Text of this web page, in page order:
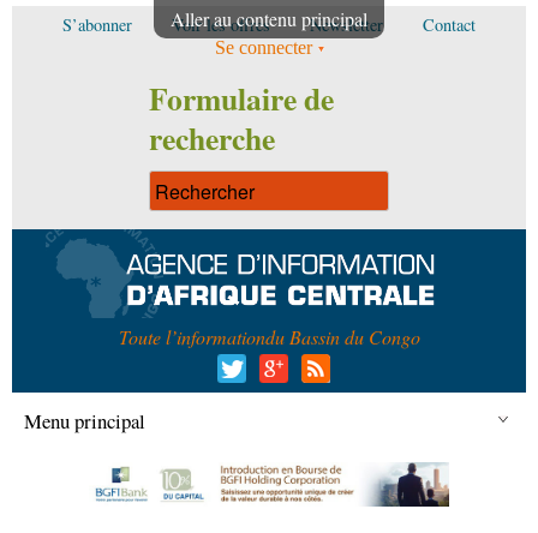
Aller au contenu principal
S’abonner Voir les offres Newsletter Contact
Se connecter
Formulaire de
recherche
Toute l’informationdu Bassin du Congo
Menu principal